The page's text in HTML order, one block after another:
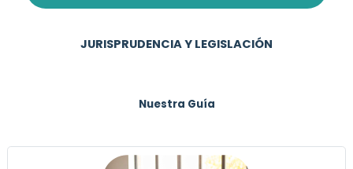
JURISPRUDENCIA Y LEGISLACIÓN
Nuestra Guía